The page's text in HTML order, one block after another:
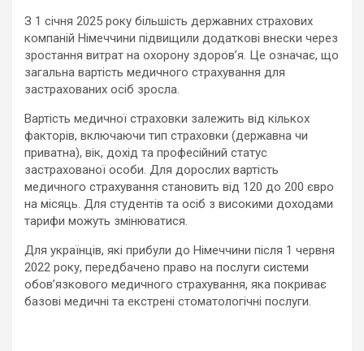
З 1 січня 2025 року більшість державних страхових
компаній Німеччини підвищили додаткові внески через
зростання витрат на охорону здоров’я. Це означає, що
загальна вартість медичного страхування для
застрахованих осіб зросла.
Вартість медичної страховки залежить від кількох
факторів, включаючи тип страховки (державна чи
приватна), вік, дохід та професійний статус
застрахованої особи. Для дорослих вартість
медичного страхування становить від 120 до 200 євро
на місяць. Для студентів та осіб з високими доходами
тарифи можуть змінюватися.
Для українців, які прибули до Німеччини після 1 червня
2022 року, передбачено право на послуги системи
обов’язкового медичного страхування, яка покриває
базові медичні та екстрені стоматологічні послуги.